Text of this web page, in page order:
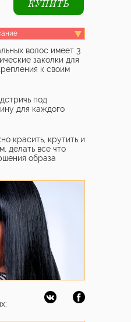
КУПИТЬ
волос имеет 3
заколки для
к своим
под
для каждого
красить, крутить и
делать все что
образа